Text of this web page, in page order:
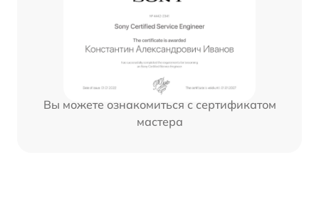
Вы можете ознакомиться с сертификатом
мастера